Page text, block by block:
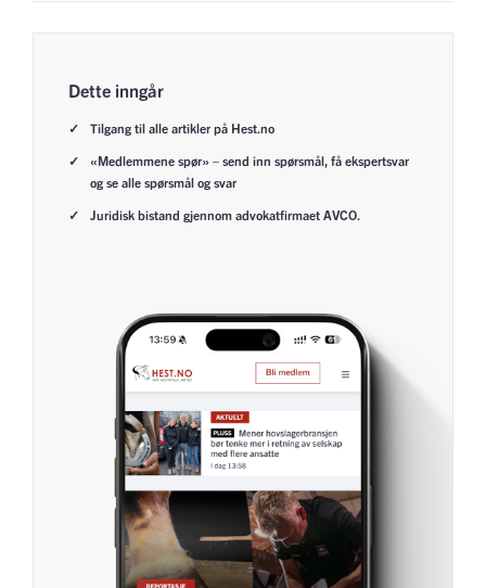
Dette inngår
Tilgang til alle artikler på Hest.no
«Medlemmene spør» – send inn spørsmål, få ekspertsvar
og se alle spørsmål og svar
Juridisk bistand gjennom advokatfirmaet AVCO.